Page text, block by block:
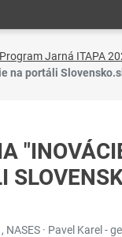
Program Jarná ITAPA
na portáli
NASES · Pavel Karel -